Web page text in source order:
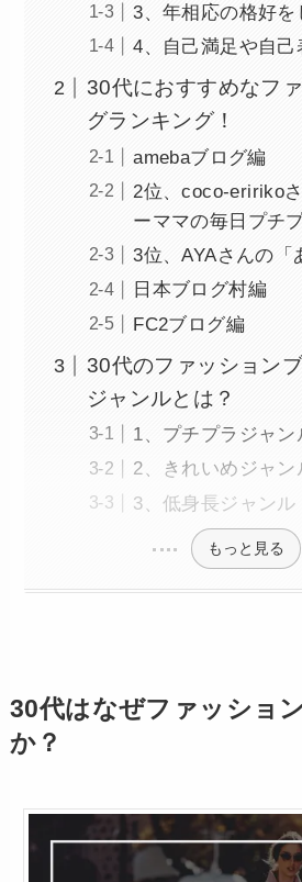
3、年相応の格好を
4、自己満足や自己
30代におすすめなフ
グランキング！
amebaブログ編
2位、coco-eririko
ーママの毎日プチ
3位、AYAさんの「
日本ブログ村編
FC2ブログ編
30代のファッション
ジャンルとは？
1、プチプラジャン
2、きれいめジャン
3、低身長ジャンル
もっと見る
30代はなぜファッショ
か？